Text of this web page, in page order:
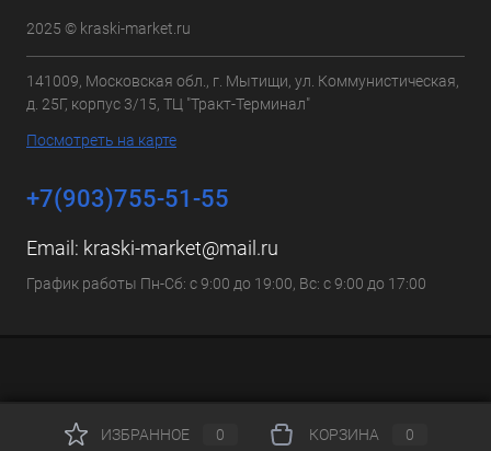
2025 © kraski-market.ru
141009, Московская обл., г. Мытищи, ул. Коммунистическая,
д. 25Г, корпус 3/15, ТЦ "Тракт-Терминал"
Посмотреть на карте
+7(903)755-51-55
Email: kraski-market@mail.ru
График работы Пн-Сб: с 9:00 до 19:00, Вс: с 9:00 до 17:00
ИЗБРАННОЕ 0 КОРЗИНА 0